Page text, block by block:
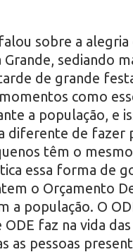
sobre a
sediando
de grande
como
a população, e
diferente de
têm o
essa forma de
o Orçamento
a população. O
faz na vida
as pessoas